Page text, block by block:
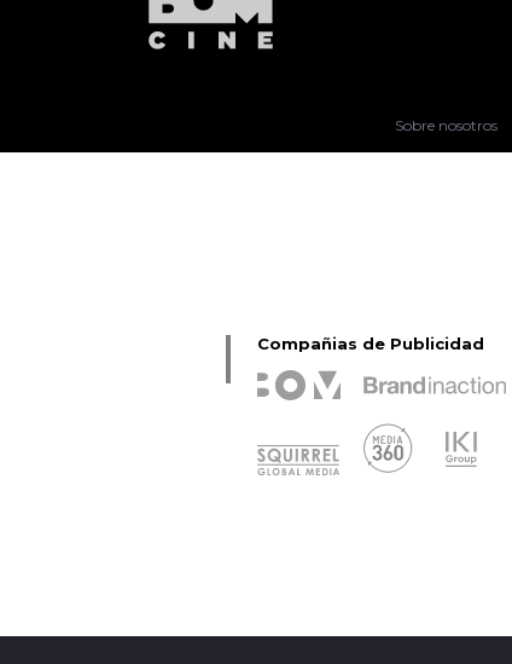
Sobre nosotros
Compañias de Publicidad